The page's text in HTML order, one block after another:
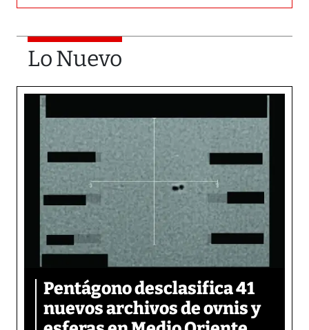
Lo Nuevo
Pentágono desclasifica 41
nuevos archivos de ovnis y